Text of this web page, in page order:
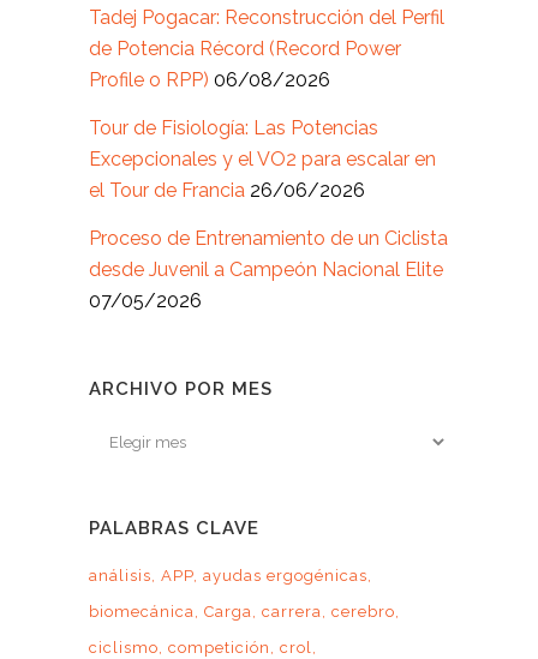
Tadej Pogacar: Reconstrucción del Perfil
de Potencia Récord (Record Power
Profile o RPP) 06/08/2026
Tour de Fisiología: Las Potencias
Excepcionales y el VO2 para escalar en
el Tour de Francia 26/06/2026
Proceso de Entrenamiento de un Ciclista
desde Juvenil a Campeón Nacional Elite
07/05/2026
ARCHIVO POR MES
Archivo
PALABRAS CLAVE
análisis APP ayudas ergogénicas
biomecánica Carga carrera cerebro
ciclismo competición
crol